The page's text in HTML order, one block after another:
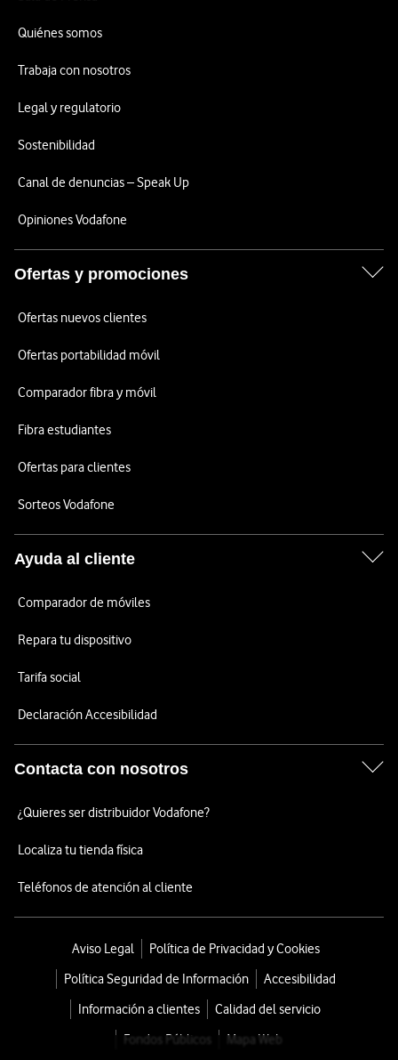
Quiénes somos
Trabaja con nosotros
Legal y regulatorio
Sostenibilidad
Canal de denuncias – Speak Up
Opiniones Vodafone
Ofertas y promociones
Ofertas nuevos clientes
Ofertas portabilidad móvil
Comparador fibra y móvil
Fibra estudiantes
Ofertas para clientes
Sorteos Vodafone
Ayuda al cliente
Comparador de móviles
Repara tu dispositivo
Tarifa social
Declaración Accesibilidad
Contacta con nosotros
¿Quieres ser distribuidor Vodafone?
Localiza tu tienda física
Teléfonos de atención al cliente
Aviso Legal
Política de Privacidad y Cookies
Política Seguridad de Información
Accesibilidad
Información a clientes
Calidad del servicio
Fondos Públicos
Mapa Web